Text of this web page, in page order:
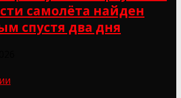
самолёта найден
спустя два дня